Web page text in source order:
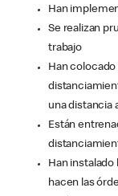
Han
Se realizan
trabajo
Han
una distancia
Están
Han
hacen las